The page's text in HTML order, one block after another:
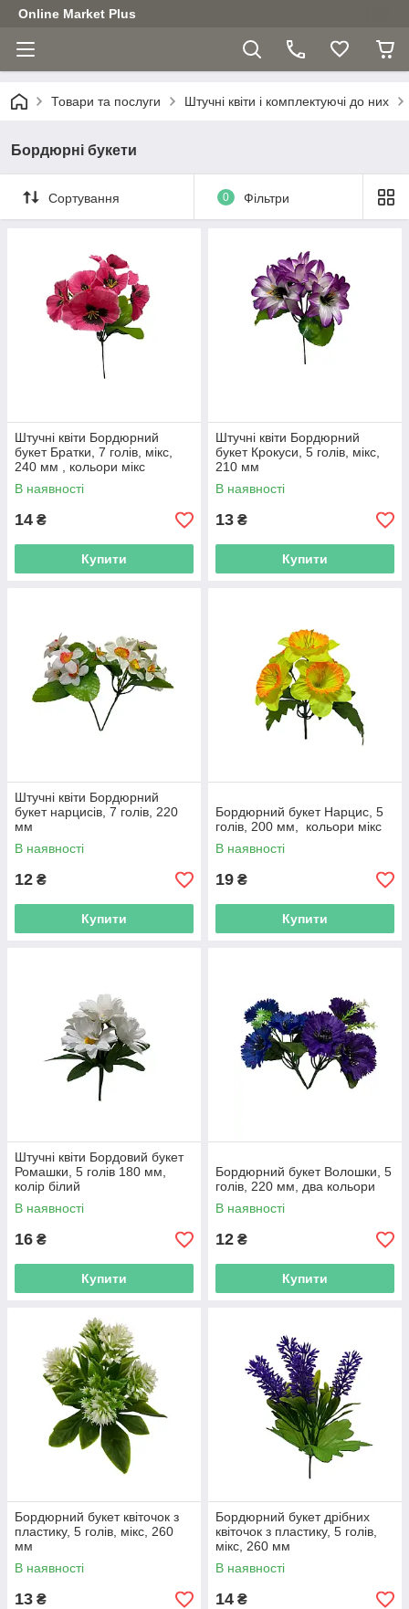
Online Market Plus
Товари та послуги Штучні квіти і комплектуючі до них
Бордюрні букети
Сортування 0 Фільтри
Штучні квіти Бордюрний
букет Братки, 7 голів, мікс,
240 мм , кольори мікс
В наявності
14 ₴
Купити
Штучні квіти Бордюрний
букет Крокуси, 5 голів, мікс,
210 мм
В наявності
13 ₴
Купити
Штучні квіти Бордюрний
букет нарцисів, 7 голів, 220
мм
В наявності
12 ₴
Купити
Бордюрний букет Нарцис, 5
голів, 200 мм, кольори мікс
В наявності
19 ₴
Купити
Штучні квіти Бордовий букет
Ромашки, 5 голів 180 мм,
колір білий
В наявності
16 ₴
Купити
Бордюрний букет Волошки, 5
голів, 220 мм, два кольори
В наявності
12 ₴
Купити
Бордюрний букет квіточок з
пластику, 5 голів, мікс, 260
мм
В наявності
13 ₴
Бордюрний букет дрібних
квіточок з пластику, 5 голів,
мікс, 260 мм
В наявності
14 ₴